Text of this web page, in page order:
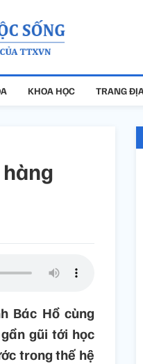
KHOA HỌC TRANG
Bác Hồ cùng
gũi tới học
trong thế hệ